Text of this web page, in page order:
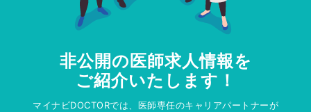
非公開の医師求人情報を
ご紹介いたします！
マイナビDOCTORでは、医師専任のキャリアパートナーが